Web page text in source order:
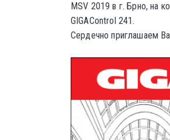
MSV 2019 в г. Брно, на
GIGAControl 241.
Сердечно приглашаем